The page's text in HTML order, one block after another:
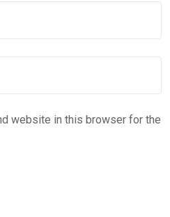
website in this browser for the